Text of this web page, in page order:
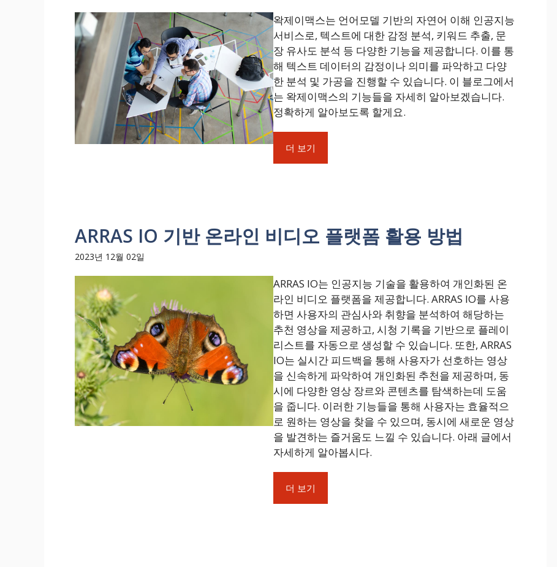
왁제이맥스는 언어모델 기반의 자연어 이해 인공지능
서비스로, 텍스트에 대한 감정 분석, 키워드 추출, 문
장 유사도 분석 등 다양한 기능을 제공합니다. 이를 통
해 텍스트 데이터의 감정이나 의미를 파악하고 다양
한 분석 및 가공을 진행할 수 있습니다. 이 블로그에서
는 왁제이맥스의 기능들을 자세히 알아보겠습니다.
정확하게 알아보도록 할게요.
더 보기
ARRAS IO 기반 온라인 비디오 플랫폼 활용 방법
2023년 12월 02일
ARRAS IO는 인공지능 기술을 활용하여 개인화된 온
라인 비디오 플랫폼을 제공합니다. ARRAS IO를 사용
하면 사용자의 관심사와 취향을 분석하여 해당하는
추천 영상을 제공하고, 시청 기록을 기반으로 플레이
리스트를 자동으로 생성할 수 있습니다. 또한, ARRAS
IO는 실시간 피드백을 통해 사용자가 선호하는 영상
을 신속하게 파악하여 개인화된 추천을 제공하며, 동
시에 다양한 영상 장르와 콘텐츠를 탐색하는데 도움
을 줍니다. 이러한 기능들을 통해 사용자는 효율적으
로 원하는 영상을 찾을 수 있으며, 동시에 새로운 영상
을 발견하는 즐거움도 느낄 수 있습니다. 아래 글에서
자세하게 알아봅시다.
더 보기